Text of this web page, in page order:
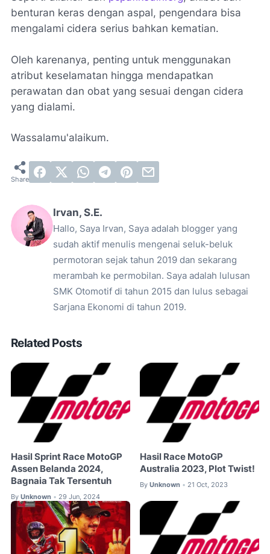
benturan keras dengan aspal, pengendara bisa
mengalami cidera serius bahkan kematian.
Oleh karenanya, penting untuk menggunakan
atribut keselamatan hingga mendapatkan
perawatan dan obat yang sesuai dengan cidera
yang dialami.
Wassalamu'alaikum.
Irvan, S.E.
Hallo, Saya Irvan, Saya adalah blogger yang
sudah aktif menulis mengenai seluk-beluk
permotoran sejak tahun 2019 dan sekarang
merambah ke permobilan. Saya adalah lulusan
SMK Otomotif di tahun 2015 dan lulus sebagai
Sarjana Ekonomi di tahun 2019.
Related Posts
Hasil Sprint Race MotoGP
Assen Belanda 2024,
Bagnaia Tak Tersentuh
By Unknown • 29 Jun, 2024
Hasil Race MotoGP
Australia 2023, Plot Twist!
By Unknown • 21 Oct, 2023